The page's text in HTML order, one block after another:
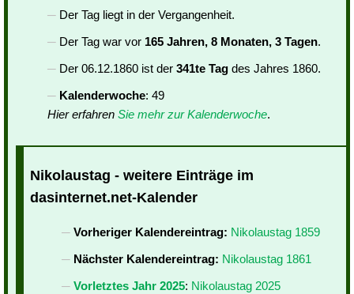
Der Tag liegt in der Vergangenheit.
Der Tag war vor 165 Jahren, 8 Monaten, 3 Tagen.
Der 06.12.1860 ist der 341te Tag des Jahres 1860.
Kalenderwoche: 49
Hier erfahren Sie mehr zur Kalenderwoche.
Nikolaustag - weitere Einträge im
dasinternet.net-Kalender
Vorheriger Kalendereintrag: Nikolaustag 1859
Nächster Kalendereintrag: Nikolaustag 1861
Vorletztes Jahr 2025: Nikolaustag 2025